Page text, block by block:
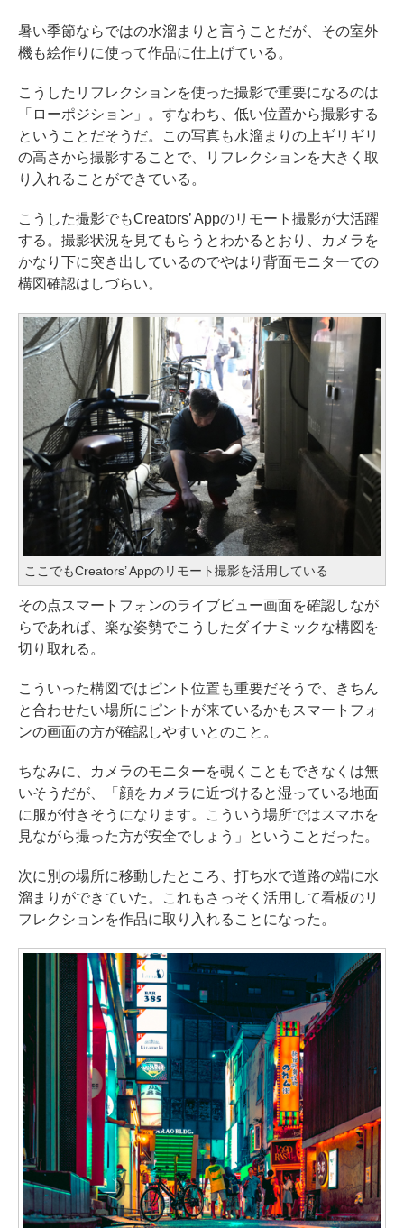
暑い季節ならではの水溜まりと言うことだが、その室外
機も絵作りに使って作品に仕上げている。
こうしたリフレクションを使った撮影で重要になるのは
「ローポジション」。すなわち、低い位置から撮影する
ということだそうだ。この写真も水溜まりの上ギリギリ
の高さから撮影することで、リフレクションを大きく取
り入れることができている。
こうした撮影でもCreators’ Appのリモート撮影が大活躍
する。撮影状況を見てもらうとわかるとおり、カメラを
かなり下に突き出しているのでやはり背面モニターでの
構図確認はしづらい。
ここでもCreators’ Appのリモート撮影を活用している
その点スマートフォンのライブビュー画面を確認しなが
らであれば、楽な姿勢でこうしたダイナミックな構図を
切り取れる。
こういった構図ではピント位置も重要だそうで、きちん
と合わせたい場所にピントが来ているかもスマートフォ
ンの画面の方が確認しやすいとのこと。
ちなみに、カメラのモニターを覗くこともできなくは無
いそうだが、「顔をカメラに近づけると湿っている地面
に服が付きそうになります。こういう場所ではスマホを
見ながら撮った方が安全でしょう」ということだった。
次に別の場所に移動したところ、打ち水で道路の端に水
溜まりができていた。これもさっそく活用して看板のリ
フレクションを作品に取り入れることになった。